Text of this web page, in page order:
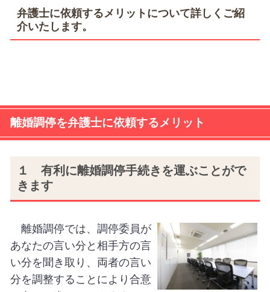
弁護士に依頼するメリットについて詳しくご紹
介いたします。
離婚調停を弁護士に依頼するメリット
１ 有利に離婚調停手続きを運ぶことがで
きます
離婚調停では、調停委員が
あなたの言い分と相手方の言
い分を聞き取り、両者の言い
分を調整することにより合意